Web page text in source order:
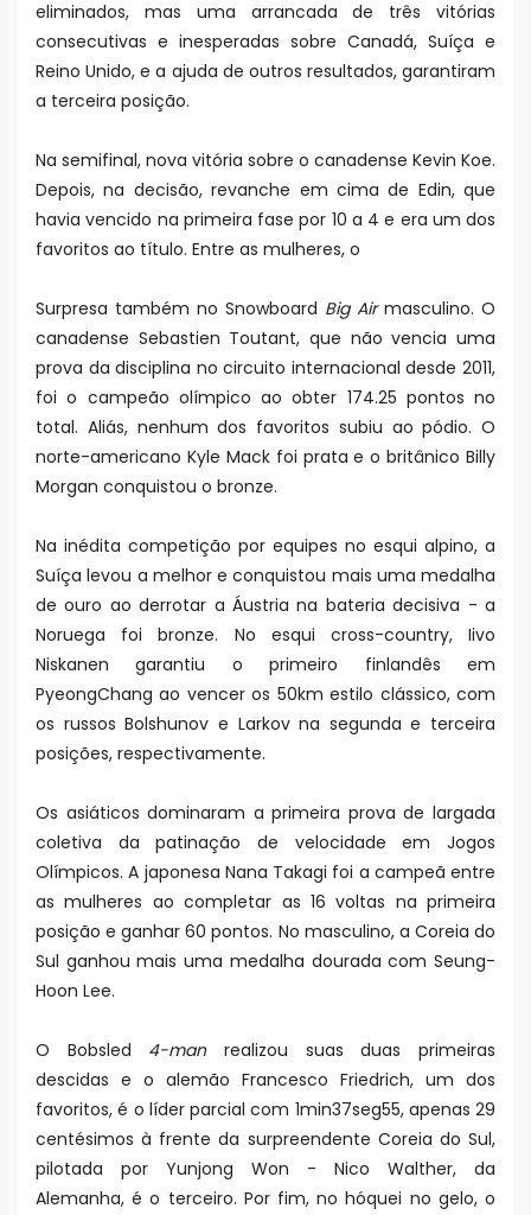
eliminados, mas uma arrancada de três vitórias
consecutivas e inesperadas sobre Canadá, Suíça e
Reino Unido, e a ajuda de outros resultados, garantiram
a terceira posição.
Na semifinal, nova vitória sobre o canadense Kevin Koe.
Depois, na decisão, revanche em cima de Edin, que
havia vencido na primeira fase por 10 a 4 e era um dos
favoritos ao título. Entre as mulheres, o
Surpresa também no Snowboard Big Airmasculino. O
canadense Sebastien Toutant, que não vencia uma
prova da disciplina no circuito internacional desde 2011,
foi o campeão olímpico ao obter 174.25 pontos no
total. Aliás, nenhum dos favoritos subiu ao pódio. O
norte-americano Kyle Mack foi prata e o britânico Billy
Morgan conquistou o bronze.
Na inédita competição por equipes no esqui alpino, a
Suíça levou a melhor e conquistou mais uma medalha
de ouro ao derrotar a Áustria na bateria decisiva - a
Noruega foi bronze. No esqui cross-country, Iivo
Niskanen garantiu o primeiro finlandês em
PyeongChang ao vencer os 50km estilo clássico, com
os russos Bolshunov e Larkov na segunda e terceira
posições, respectivamente.
Os asiáticos dominaram a primeira prova de largada
coletiva da patinação de velocidade em Jogos
Olímpicos. A japonesa Nana Takagi foi a campeã entre
as mulheres ao completar as 16 voltas na primeira
posição e ganhar 60 pontos. No masculino, a Coreia do
Sul ganhou mais uma medalha dourada com Seung-
Hoon Lee.
O Bobsled 4-manrealizou suas duas primeiras
descidas e o alemão Francesco Friedrich, um dos
favoritos, é o líder parcial com 1min37seg55, apenas 29
centésimos à frente da surpreendente Coreia do Sul,
pilotada por Yunjong Won - Nico Walther, da
Alemanha, é o terceiro. Por fim, no hóquei no gelo, o